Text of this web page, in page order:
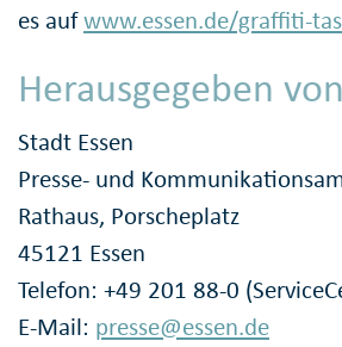
es aufwww.essen.de/graffiti-
Herausgegeben
Stadt Essen
Presse- und
Rathaus, Porscheplatz
45121 Essen
Telefon: +49 201 88-0
E-Mail: presse@essen.de